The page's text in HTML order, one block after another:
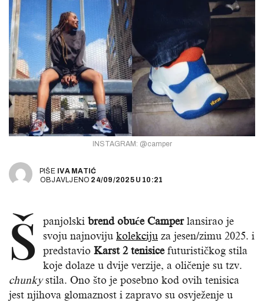
INSTAGRAM: @camper
PIŠE IVA MATIĆ
OBJAVLJENO 24/09/2025 U 10:21
Š panjolski brend obuće Camperlansirao je
svoju najnoviju kolekciju za jesen/zimu 2025. i
predstavio Karst 2 tenisicefuturističkog stila
koje dolaze u dvije verzije, a oličenje su tzv.
chunkystila. Ono što je posebno kod ovih tenisica
jest njihova glomaznost i zapravo su osvježenje u